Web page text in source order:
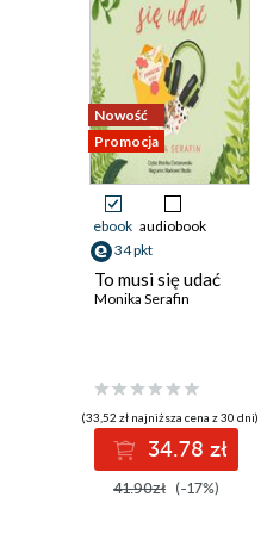
Nowość
Promocja
ebook audiobook
34 pkt
To musi się udać
Monika Serafin
(33,52 zł najniższa cena z 30 dni)
34.78 zł
41.90zł (-17%)